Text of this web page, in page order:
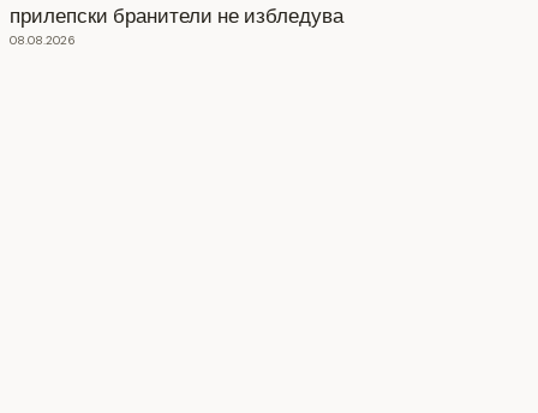
прилепски бранители не избледува
08.08.2026